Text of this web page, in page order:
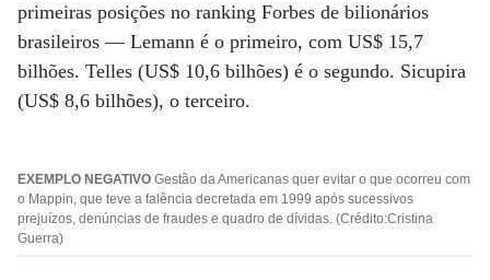
primeiras posições no ranking Forbes de bilionários
brasileiros — Lemann é o primeiro, com US$ 15,7
bilhões. Telles (US$ 10,6 bilhões) é o segundo. Sicupira
(US$ 8,6 bilhões), o terceiro.
EXEMPLO NEGATIVO Gestão da Americanas quer evitar o que ocorreu com
o Mappin, que teve a falência decretada em 1999 após sucessivos
prejuízos, denúncias de fraudes e quadro de dívidas. (Crédito:Cristina
Guerra)